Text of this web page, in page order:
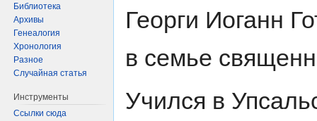
Георги Иоганн
в семье
Учился в
Библиотека
Архивы
Генеалогия
Хронология
Разное
Случайная статья
Инструменты
Ссылки сюда